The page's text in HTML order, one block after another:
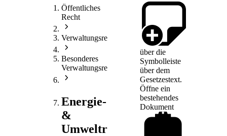
Öffentliches
Recht
Verwaltungsrecht
Besonderes
Verwaltungsrecht
Energie-
&
Umweltrecht
über die
Symbolleiste
über dem
Gesetzestext.
Öffne ein
bestehendes
Dokument